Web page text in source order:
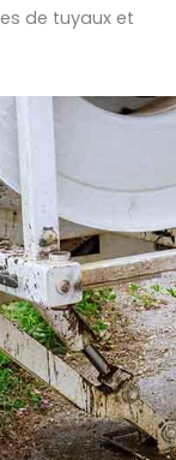
de tuyaux et